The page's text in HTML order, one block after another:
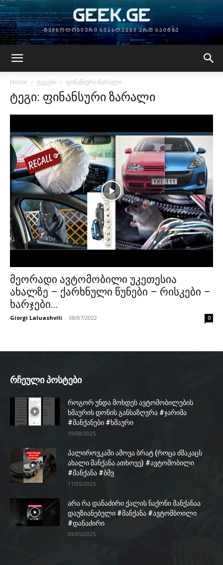
GEEK.GE
ტექნოლოგიური სიახლეები ერთ საიტზე
Home ტეგები ფინანსური ზარალი
ტეგი: ფინანსური ზარალი
მეორადი ავტომობილი უკეთესია
ახალზე – ქარხნული წუნები – რისკები –
ხარჯები...
Giorgi Laluashvili - 08/07/2022 0
რჩეული პოსტები
როგორ უნდა მოხდეს ავტომობილების
ხმაურის დონის განსაზღვრა #ჯარიმა
#მანქანები #ხმაური
19/08/2025
პალიროვკაში ამოვა ბრატ (როცა ძმაკაცს
ახალი მანქანა ათხოვე) #ავტომობილი
#მანქანა #ბმვ
11/05/2025
არა რა დანაძირი ქალის ნაქონი მანქანაა
დაუზიანებელი #მანქანა #ავტომბოილი
#დანაძირი
09/05/2025